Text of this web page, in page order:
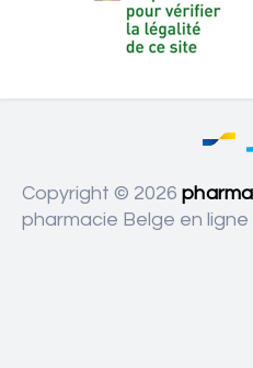
Copyright © 2026 pharma
pharmacie Belge en ligne